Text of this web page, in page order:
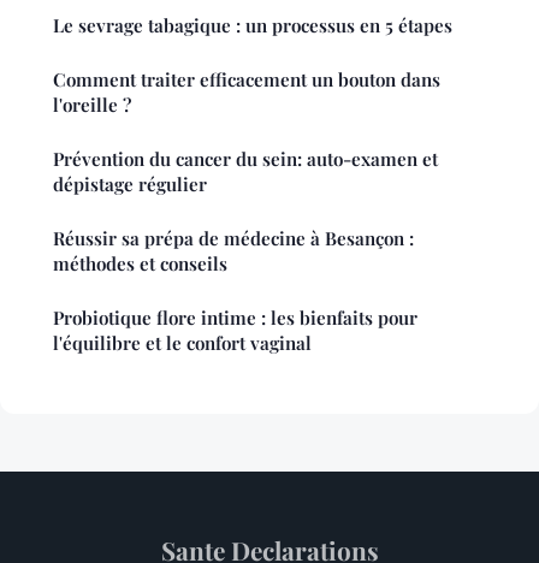
Le sevrage tabagique : un processus en 5 étapes
Comment traiter efficacement un bouton dans
l'oreille ?
Prévention du cancer du sein: auto-examen et
dépistage régulier
Réussir sa prépa de médecine à Besançon :
méthodes et conseils
Probiotique flore intime : les bienfaits pour
l'équilibre et le confort vaginal
Sante Declarations